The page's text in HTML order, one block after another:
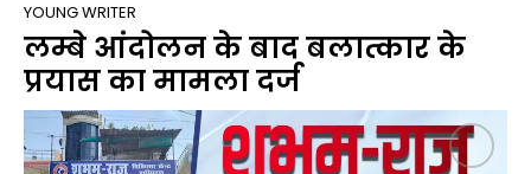
YOUNG WRITER
लम्बे आंदोलन के बाद बलात्कार के
प्रयास का मामला दर्ज